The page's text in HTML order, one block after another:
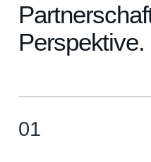
Perspektive.
01